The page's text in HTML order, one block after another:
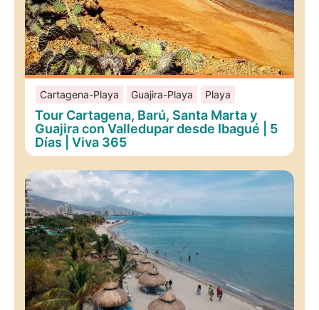
Cartagena-Playa Guajira-Playa Playa
Tour Cartagena, Barú, Santa Marta y
Guajira con Valledupar desde Ibagué | 5
Días | Viva 365